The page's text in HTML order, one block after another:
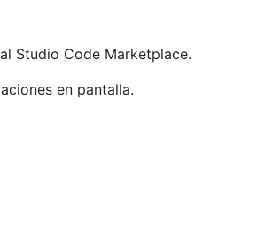
Studio Code Marketplace.
en pantalla.